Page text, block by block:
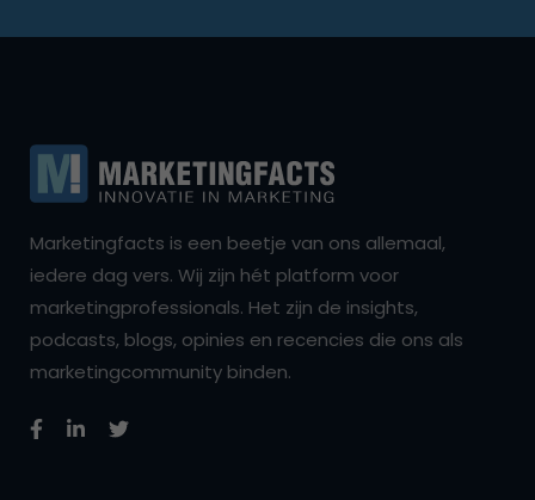
Marketingfacts is een beetje van ons allemaal,
iedere dag vers. Wij zijn hét platform voor
marketingprofessionals. Het zijn de insights,
podcasts, blogs, opinies en recencies die ons als
marketingcommunity binden.